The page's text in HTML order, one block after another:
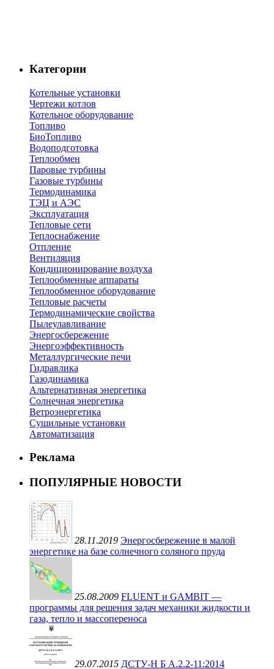
Категории
Котельные установки
Чертежи котлов
Котельное оборудование
Топливо
БиоТопливо
Водоподготовка
Теплообмен
Паровые турбины
Газовые турбины
Термодинамика
ТЭЦ и АЭС
Эксплуатация
Тепловые сети
Теплоснабжение
Отпление
Вентиляция
Кондиционирование воздуха
Теплообменные аппараты
Теплообменное оборудование
Тепловые расчеты
Термодинамические свойства
Пылеулавливание
Энергосбережение
Энергоэффективность
Металлургические печи
Гидравлика
Газодинамика
Альтернативная энергетика
Солнечная энергетика
Ветроэнергетика
Сушильные установки
Автоматизация
Реклама
ПОПУЛЯРНЫЕ НОВОСТИ
28.11.2019 Энергосбережение в малой
энергетике на базе солнечного соляного пруда
25.08.2009 FLUENT и GAMBIT —
программы для решения задач механики жидкости и
газа, тепло и массопереноса
29.07.2015 ДСТУ-Н Б А.2.2-11:2014